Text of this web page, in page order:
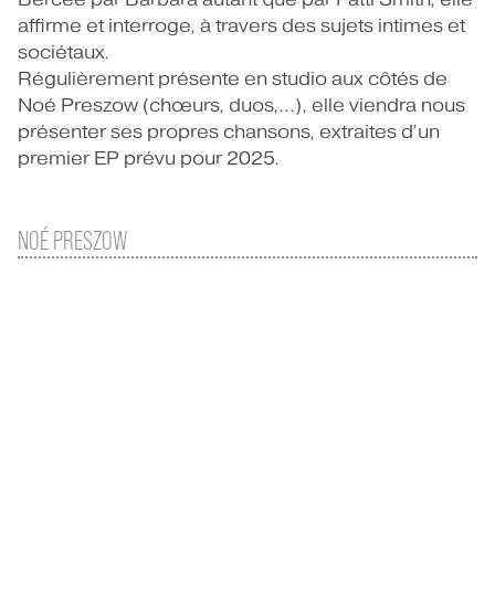
NOÉ PRESZOW
affirme et interroge, à travers des sujets intimes et
sociétaux.
Régulièrement présente en studio aux côtés de
Noé Preszow (chœurs, duos,...), elle viendra nous
présenter ses propres chansons, extraites d’un
premier EP prévu pour 2025.